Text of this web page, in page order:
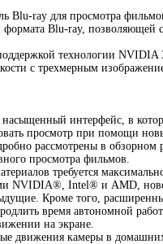
Blu-ray для просмотра
Blu-ray, позволяющей
технологии NVIDIA
с трехмерным
интерфейс, в
просмотр при помощи
рассмотрены в обзорном
просмотра фильмов.
требуется
NVIDIA®, Intel® и AMD,
Кроме того,
время автономной
на экране.
движения камеры в